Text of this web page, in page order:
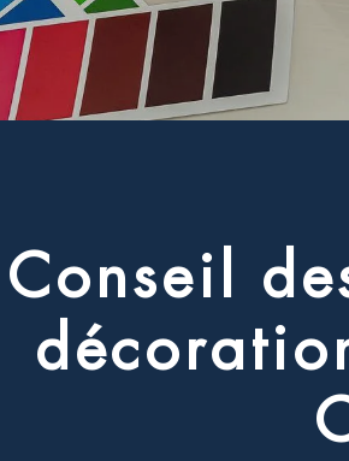
Conseil de
décoratio